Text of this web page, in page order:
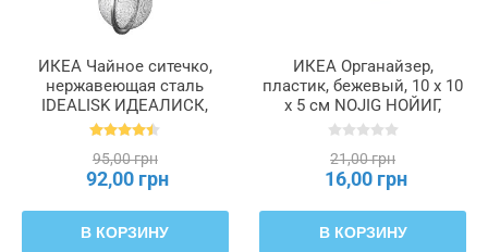
ИКЕА Чайное ситечко,
нержавеющая сталь
IDEALISK ИДЕАЛИСК,
469.568.00
95,00 грн
92,00 грн
В КОРЗИНУ
ИКЕА Органайзер,
пластик, бежевый, 10 x 10
x 5 см NOJIG НОЙИГ,
604.770.37
21,00 грн
16,00 грн
В КОРЗИНУ